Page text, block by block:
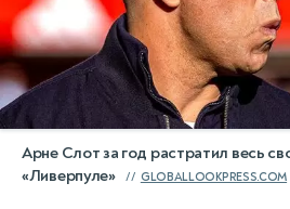
Арне Слот за год растратил весь
«Ливерпуле»
GLOBALLOOKPRESS.COM